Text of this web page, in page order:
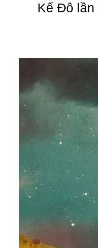
Kế Đô lần